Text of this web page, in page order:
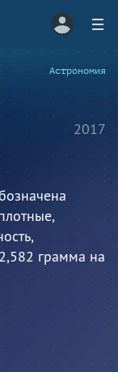
Астрономия
грамма на
2017